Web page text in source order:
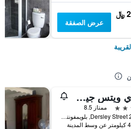
عرض الصفقة
دي ويتس جيست هاوس
ممتاز 8.5
22 Dersley Street, بلويمفونتيين, محافظة فري ستايت, جنوب أفريقيا